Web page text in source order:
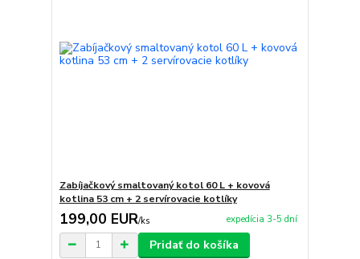
Zabíjačkový smaltovaný kotol 60 L + kovová
kotlina 53 cm + 2 servírovacie kotlíky
199,00 EUR/ks expedícia 3-5 dní
Pridať do košíka